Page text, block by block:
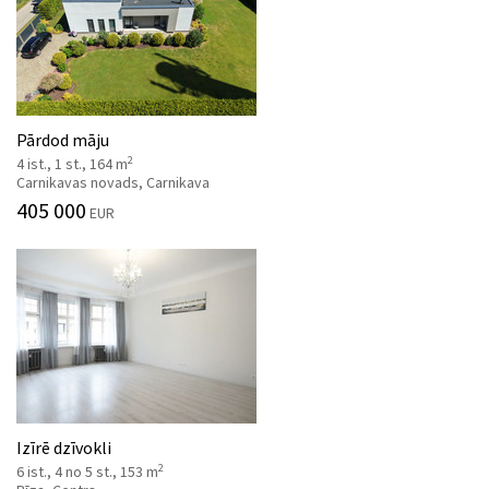
Pārdod māju
4 ist., 1 st., 164 m2
Carnikavas novads, Carnikava
405 000 EUR
Izīrē dzīvokli
6 ist., 4 no 5 st., 153 m2